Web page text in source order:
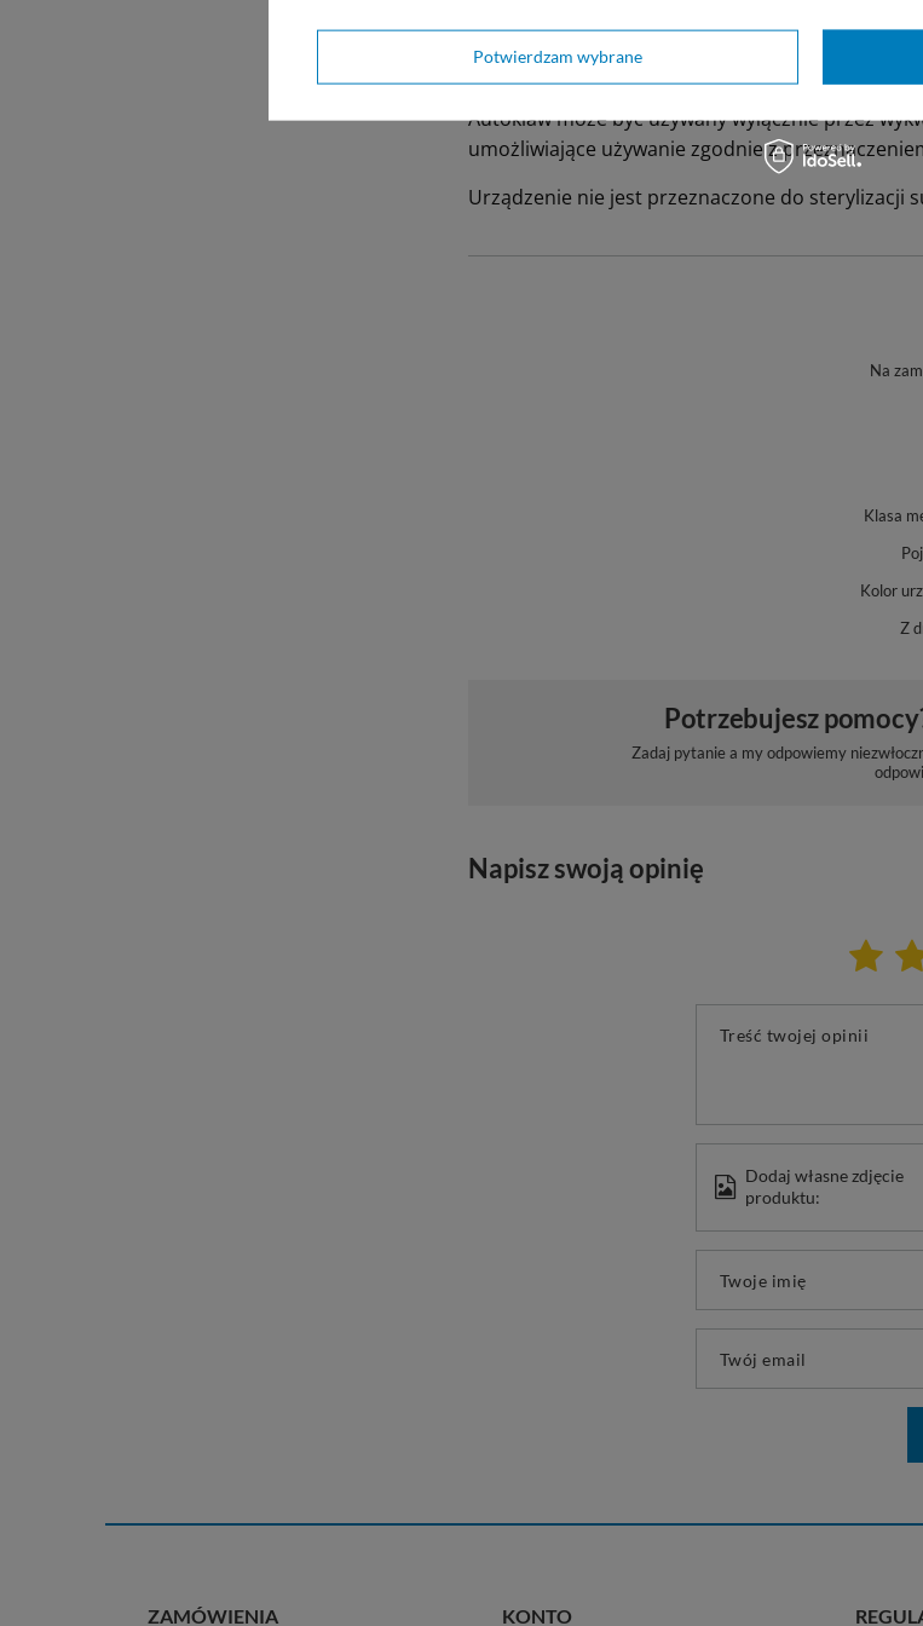
Uwaga:
Autoklaw może być używany wyłącznie przez
umożliwiające używanie zgodnie z
Urządzenie nie jest przeznaczone do sterylizacji
Na
Klasa
Kolor
Z
Potrzebujesz
Zadaj pytanie a my odpowiemy
Napisz swoją opinię
Treść twojej opinii
Dodaj własne zdjęcie
produktu:
Twoje imię
Twój email
ZAMÓWIENIA KONTO
Potwierdzam wybrane